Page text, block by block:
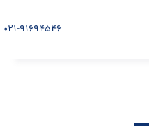
021-91694546